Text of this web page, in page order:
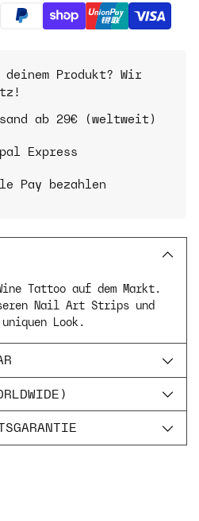
Produkt? Wir
ab 29€ (weltweit)
Express
Pay bezahlen
Tattoo auf dem Markt.
Nail Art Strips und
Look.